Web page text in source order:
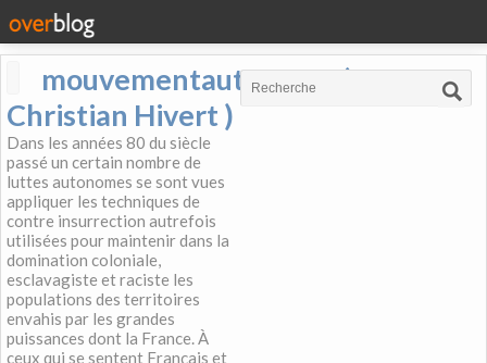
mouvementautonome (
Christian Hivert )
Dans les années 80 du siècle
passé un certain nombre de
luttes autonomes se sont vues
appliquer les techniques de
contre insurrection autrefois
utilisées pour maintenir dans la
domination coloniale,
esclavagiste et raciste les
populations des territoires
envahis par les grandes
puissances dont la France. À
ceux qui se sentent Français et